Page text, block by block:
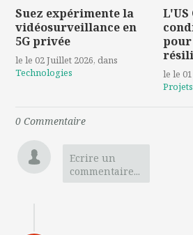
Suez expérimente la
vidéosurveillance en
5G privée
le le 02 Juillet 2026, dans
Technologies
L'US
pour
le le
Projets
0 Commentaire
Ecrire un
commentaire...